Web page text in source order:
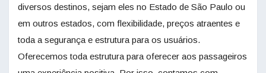
diversos destinos, sejam eles no Estado de São Paulo ou
em outros estados, com flexibilidade, preços atraentes e
toda a segurança e estrutura para os usuários.
Oferecemos toda estrutura para oferecer aos passageiros